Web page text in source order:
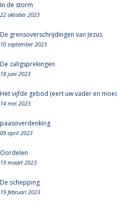
In de storm
22 oktober 2023
De grensoverschrijdingen van Jezus
10 september 2023
De zaligsprekingen
18 juni 2023
Het vijfde gebod (eert uw vader en
14 mei 2023
paasoverdenking
09 april 2023
Oordelen
19 maart 2023
De schepping
19 februari 2023